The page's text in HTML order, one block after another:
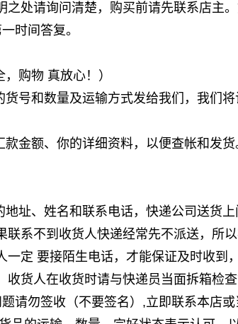
处请询问清楚，购买前请先联系店主
时间答复。
购物 真放心！）
号和数量及运输方式发给我们，我们
金额、你的详细资料，以便查帐和发货
址、姓名和联系电话，快递公司送货上
系不到收货人快递经常先不派送，所
一定 要接陌生电话，才能保证及时收到
收货人在收货时请与快递员当面拆箱检
请勿签收（不要签名）,立即联系本店